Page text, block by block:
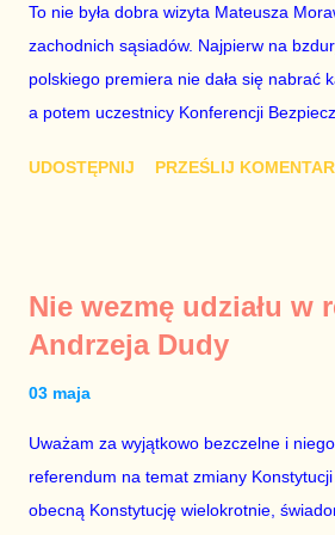
znowu dał się złamać partii Jarosława
bo w 2007 roku też tak się stało. Na
przedterminowymi wyborami
politycy PiS wysłali Agencję
To nie była dobra wizyta Mateusza
zachodnich sąsiadów. Najpierw na
polskiego premiera nie dała się nabrać
a potem uczestnicy Konferencji
Merkel i Morawieckiego narastało we
brednie, że Polska może być motorem
całej Unii Europejskiej. To tak, jakby
z roku 1951, czyli czasów stalinizmu. To
chciało mu przejść przez gardło
sytuacji naszego kraju z lat 2007-2015.
UDOSTĘPNIJ PRZEŚLIJ
Nie wezmę udziału w
Andrzeja Dudy
03 maja
Uważam za wyjątkowo bezczelne i
referendum na temat zmiany
obecną Konstytucję wielokrotnie,